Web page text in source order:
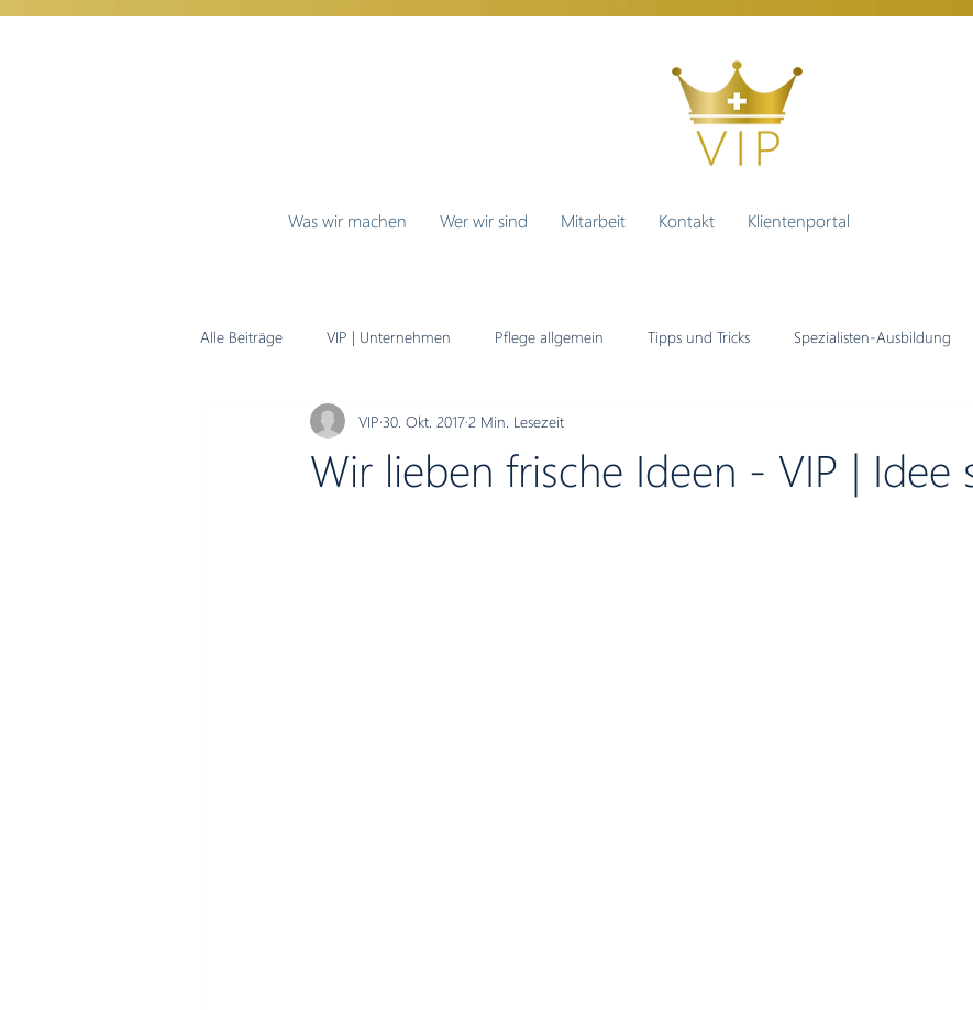
Was wir machen Wer wir sind Mitarbeit Kontakt Klientenportal
Alle Beiträge VIP | Unternehmen Pflege allgemein Tipps und Tricks Spezialisten-Ausbildung
Pflegeberatung und Beratungseinsatz 1:1 AKI Intensivpflege
Wir lieben frische Ideen - VIP | Idee
VIP 30. Okt. 20172 Min. Lesezeit